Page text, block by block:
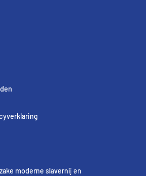
moderne slavernij en